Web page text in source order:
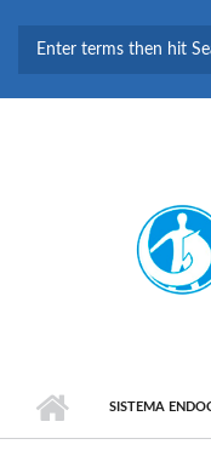
BÚSQUEDA
SISTEMA